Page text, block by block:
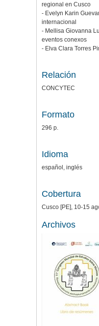
regional en Cusco
- Evelyn Karin
internacional
- Mellisa Giovanna
eventos conexos
- Elva Clara Torres
Relación
CONCYTEC
Formato
296 p.
Idioma
español, inglés
Cobertura
Cusco [PE], 10-15
Archivos